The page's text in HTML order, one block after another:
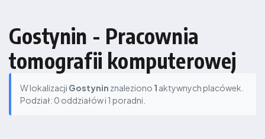
Gostynin - Pracownia
tomografii komputerowej
W lokalizacji Gostynin znaleziono 1 aktywnych placówek.
Podział: 0 oddziałów i 1 poradni.